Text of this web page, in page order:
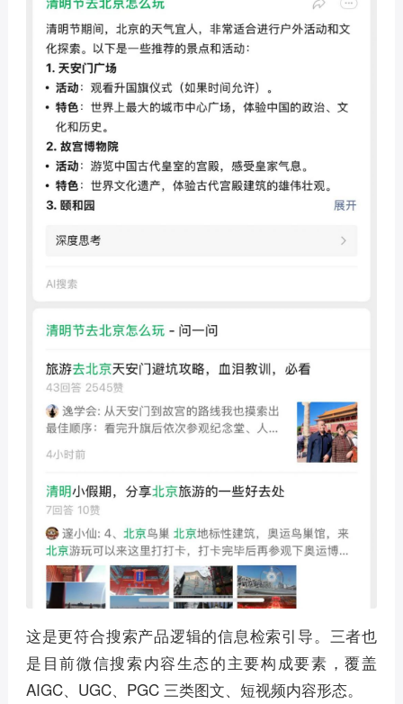
这是更符合搜索产品逻辑的信息检索引导。三者也
是目前微信搜索内容生态的主要构成要素，覆盖
AIGC、UGC、PGC 三类图文、短视频内容形态。